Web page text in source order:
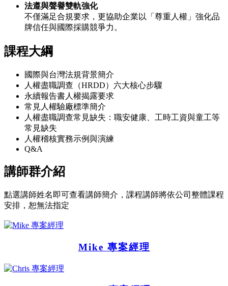
法遵與聲譽雙軌強化
不僅滿足合規要求，更協助企業以「尊重人權」強化品
牌信任與國際採購競爭力。
課程大綱
國際與台灣法規背景簡介
人權盡職調查（HRDD）六大核心步驟
永續報告書人權揭露要求
常見人權驗廠標準簡介
人權盡職調查常見缺失：職安健康、工時工資與童工等
常見缺失
人權稽核實務示例與演練
Q&A
講師群介紹
點選講師姓名即可查看講師簡介，課程講師將依公司整體課程
安排，恕無法指定
Mike 專案經理